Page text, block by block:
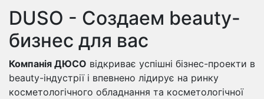
DUSO - Создаем beauty-
бизнес для вас
Компанія ДЮСО відкриває успішні бізнес-проекти в
beauty-індустрії і впевнено лідирує на ринку
косметологічного обладнання та косметологічної